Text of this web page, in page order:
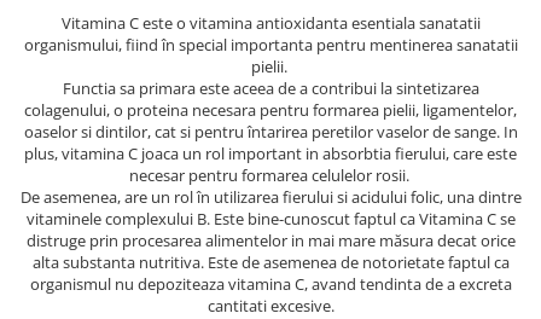
Sanct Bernhard
Seeking Health
Solgar
Thorne Research
Trace Minerals
Vitadote
Vital Nutrients
Vital Proteins
Vitamina C este o vitamina antioxidanta esentiala sanatatii
organismului, fiind în special importanta pentru mentinerea sanatatii
pielii.
Functia sa primara este aceea de a contribui la sintetizarea
colagenului, o proteina necesara pentru formarea pielii, ligamentelor,
oaselor si dintilor, cat si pentru întarirea peretilor vaselor de sange. In
plus, vitamina C joaca un rol important in absorbtia fierului, care este
necesar pentru formarea celulelor rosii.
De asemenea, are un rol în utilizarea fierului si acidului folic, una dintre
vitaminele complexului B. Este bine-cunoscut faptul ca Vitamina C se
distruge prin procesarea alimentelor in mai mare măsura decat orice
alta substanta nutritiva. Este de asemenea de notorietate faptul ca
organismul nu depoziteaza vitamina C, avand tendinta de a excreta
cantitati excesive.